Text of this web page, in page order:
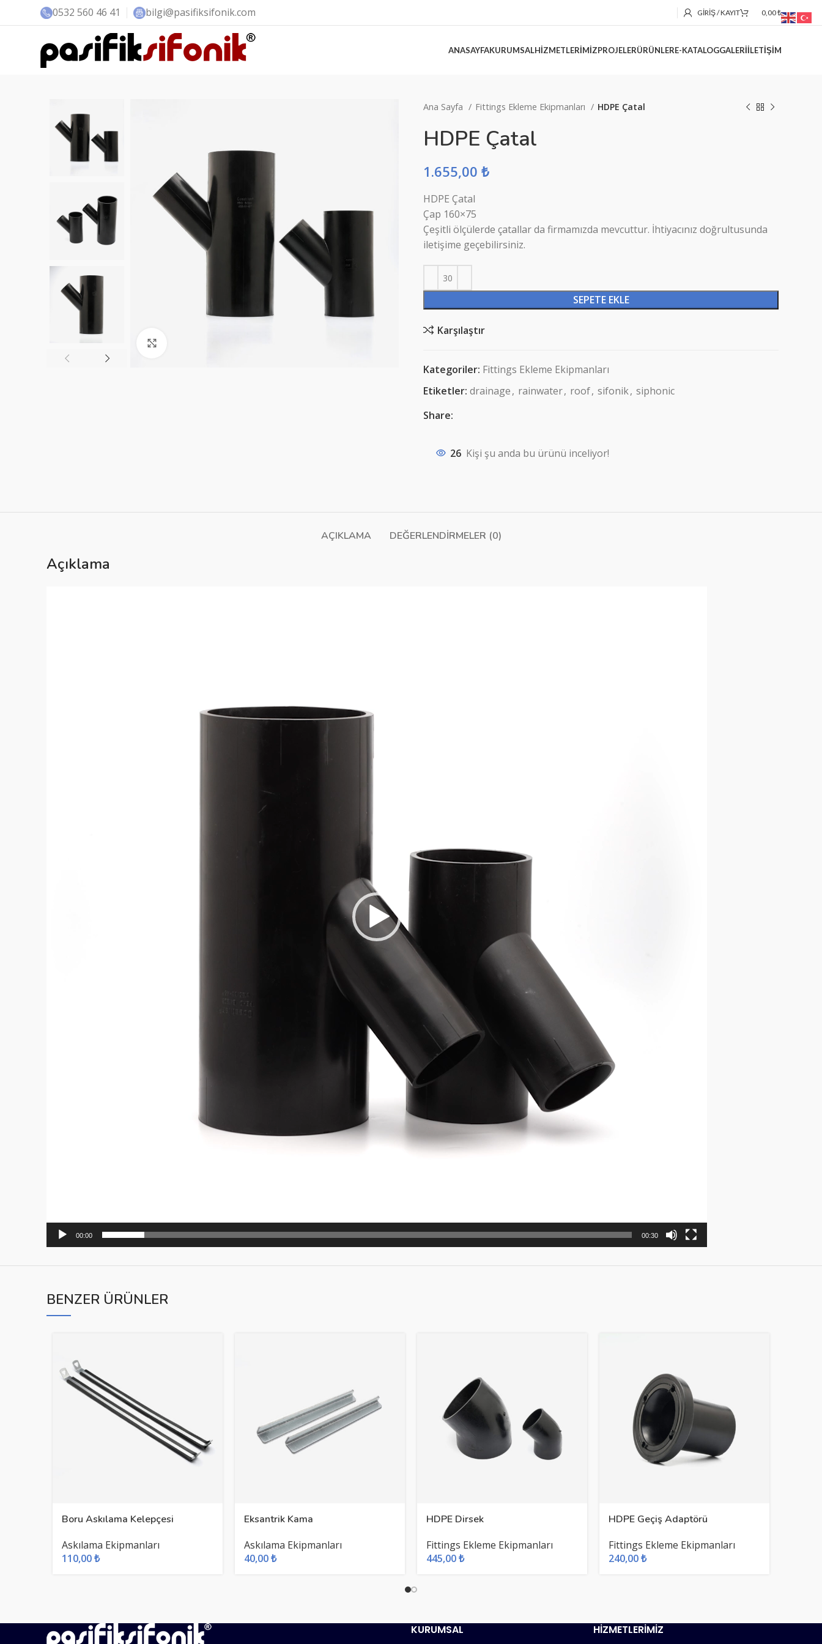
0532 560 46 41 bilgi@pasifiksifonik.com GIRIŞ / KAYIT 0,00₺
ANASAYFAKURUMSALHIZMETLERIMIZPROJELERÜRÜNLERE-KATALOGGALERIİLETIŞIM
Ana Sayfa Fittings Ekleme Ekipmanları HDPE Çatal
HDPE Çatal
1.655,00 ₺
HDPE Çatal
Çap 160×75
Çeşitli ölçülerde çatallar da firmamızda mevcuttur. İhtiyacınız doğrultusunda
iletişime geçebilirsiniz.
SEPETE EKLE
Karşılaştır
Kategoriler: Fittings Ekleme Ekipmanları
Etiketler: drainage, rainwater, roof, sifonik, siphonic
Share:
26 Kişi şu anda bu ürünü inceliyor!
AÇIKLAMA DEĞERLENDIRMELER (0)
Açıklama
00:00 00:30
BENZER ÜRÜNLER
Boru Askılama Kelepçesi
Askılama Ekipmanları
110,00₺
Eksantrik Kama
Askılama Ekipmanları
40,00₺
HDPE Dirsek
Fittings Ekleme Ekipmanları
445,00₺
HDPE Geçiş Adaptörü
Fittings Ekleme Ekipmanları
240,00₺
KURUMSAL HİZMETLERİMİZ